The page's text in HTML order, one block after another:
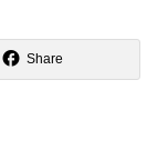
Share